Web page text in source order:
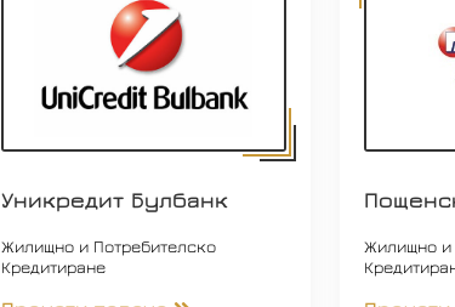
Уникредит Булбанк
Жилищно и Потребителско
Кредитиране
Жилищно и